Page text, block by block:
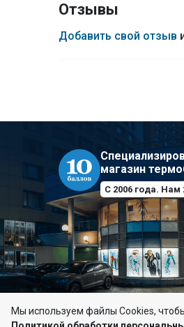
Отзывы
Добавить свой отзыв
магазин
С 2006 года. Нам
Мы используем файлы Сookies,